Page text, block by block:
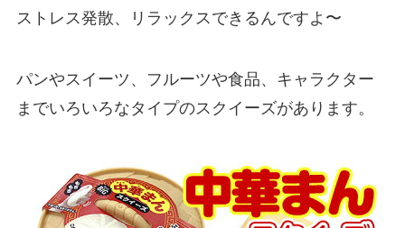
ストレス発散、リラックスできるんですよ〜
パンやスイーツ、フルーツや食品、キャラクター
までいろいろなタイプのスクイーズがあります。